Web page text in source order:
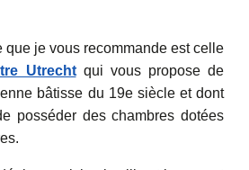
que je vous recommande est celle
Utrechtqui vous propose de
bâtisse du 19e siècle et dont
posséder des chambres dotées